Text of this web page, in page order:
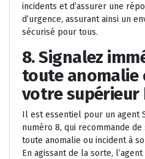
incidents et d’assurer une
d’urgence, assurant ainsi un
sécurisé pour tous.
8. Signalez
toute anomalie
votre supérieur
Il est essentiel pour un agent
numéro 8, qui recommande
toute anomalie ou incident à
En agissant de la sorte,